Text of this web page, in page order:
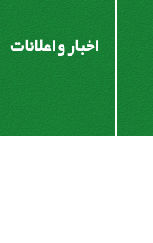
اخبار و اعلانات